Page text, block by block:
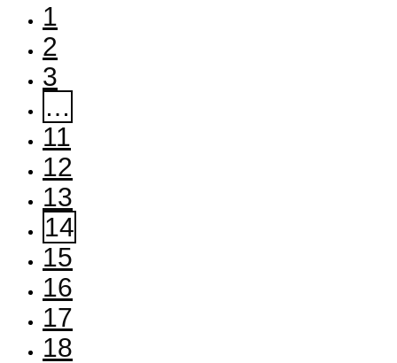
1
2
3
…
11
12
13
14
15
16
17
18